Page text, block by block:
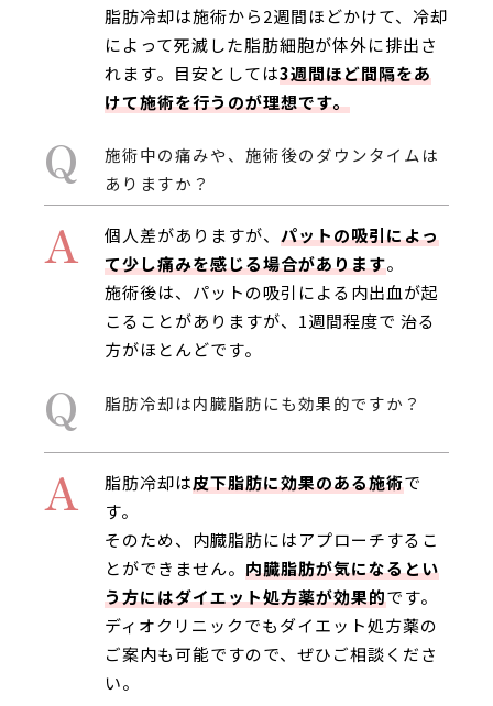
脂肪冷却は施術から2週間ほどかけて、冷却
によって死滅した脂肪細胞が体外に排出さ
れます。目安としては3週間ほど間隔をあ
けて施術を行うのが理想です。
Q
施術中の痛みや、施術後のダウンタイムは
ありますか？
A 個人差がありますが、パットの吸引によっ
て少し痛みを感じる場合があります。
施術後は、パットの吸引による内出血が起
こることがありますが、1週間程度で 治る
方がほとんどです。
Q 脂肪冷却は内臓脂肪にも効果的ですか？
A 脂肪冷却は皮下脂肪に効果のある施術で
す。
そのため、内臓脂肪にはアプローチするこ
とができません。内臓脂肪が気になるとい
う方にはダイエット処方薬が効果的です。
ディオクリニックでもダイエット処方薬の
ご案内も可能ですので、ぜひご相談くださ
い。